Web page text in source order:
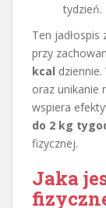
tydzień.
Ten jadłospis
przy
kcal
oraz unikanie
wspiera
do 2 kg
fizycznej.
Jaka